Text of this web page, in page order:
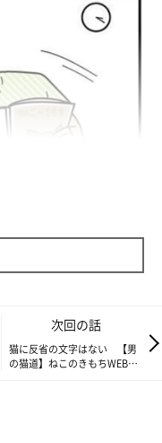
次回の話
猫に反省の文字はない 【男
の猫道】ねこのきもちWEB